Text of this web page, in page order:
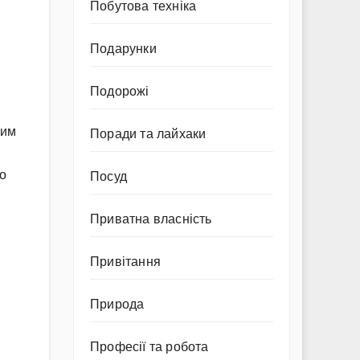
Побутова техніка
Подарунки
Подорожі
Поради та лайхаки
Посуд
Приватна власність
Привітання
Природа
Професії та робота